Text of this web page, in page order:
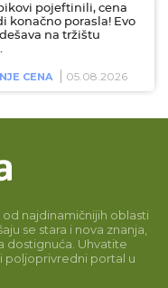
pojeftinili, cena
konačno porasla! Evo
na tržištu
CENA 05.08.2026
najdinamičnijih oblasti
se stara i nova znanja,
dostignuća. Uhvatite
poljoprivredni portal u